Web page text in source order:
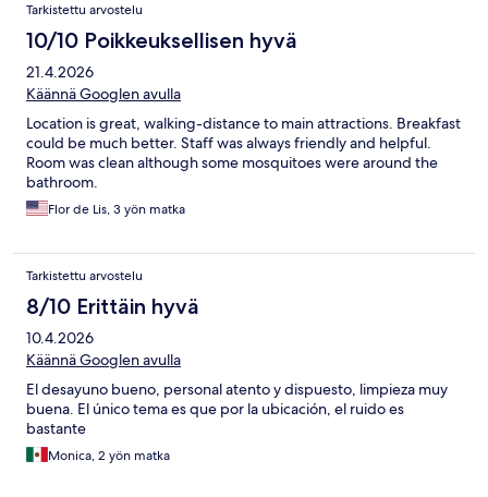
Tarkistettu arvostelu
10/10 Poikkeuksellisen hyvä
21.4.2026
Käännä Googlen avulla
Location is great, walking-distance to main attractions. Breakfast
could be much better. Staff was always friendly and helpful.
Room was clean although some mosquitoes were around the
bathroom.
Flor de Lis, 3 yön matka
Tarkistettu arvostelu
8/10 Erittäin hyvä
10.4.2026
Käännä Googlen avulla
El desayuno bueno, personal atento y dispuesto, limpieza muy
buena. El único tema es que por la ubicación, el ruido es
bastante
Monica, 2 yön matka